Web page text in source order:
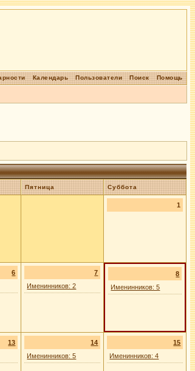
Помощь
Поиск
Пользователи
Календарь
Пятница Суббота
1
6
7
Именинников: 2
8
Именинников: 5
13
14
Именинников: 5
15
Именинников: 4